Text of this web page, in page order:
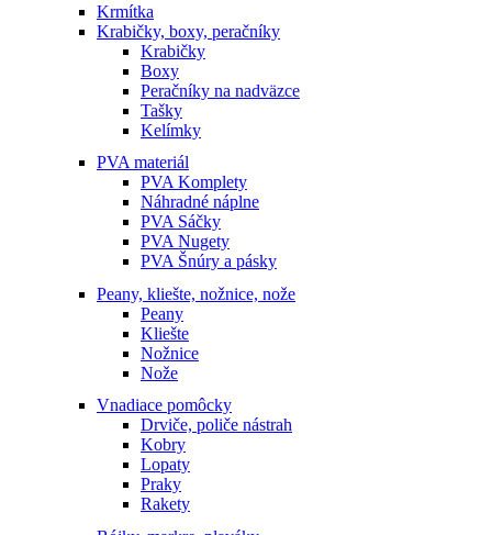
Krmítka
Krabičky, boxy, peračníky
Krabičky
Boxy
Peračníky na nadväzce
Tašky
Kelímky
PVA materiál
PVA Komplety
Náhradné náplne
PVA Sáčky
PVA Nugety
PVA Šnúry a pásky
Peany, kliešte, nožnice, nože
Peany
Kliešte
Nožnice
Nože
Vnadiace pomôcky
Drviče, poliče nástrah
Kobry
Lopaty
Praky
Rakety